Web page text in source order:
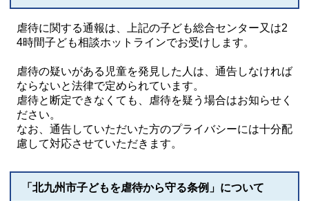
虐待に関する通報は、上記の子ども総合センター又は2
4時間子ども相談ホットラインでお受けします。
虐待の疑いがある児童を発見した人は、通告しなければ
ならないと法律で定められています。
虐待と断定できなくても、虐待を疑う場合はお知らせく
ださい。
なお、通告していただいた方のプライバシーには十分配
慮して対応させていただきます。
「北九州市子どもを虐待から守る条例」について